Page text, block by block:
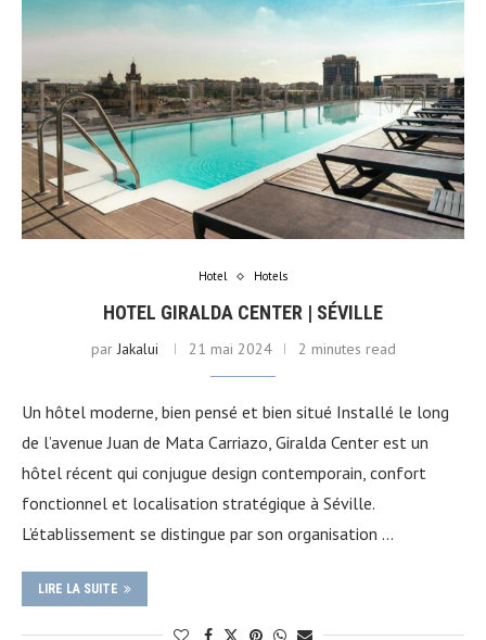
Hotel Hotels
HOTEL GIRALDA CENTER | SÉVILLE
par Jakalui 21 mai 2024 2 minutes read
Un hôtel moderne, bien pensé et bien situé Installé le long
de l’avenue Juan de Mata Carriazo, Giralda Center est un
hôtel récent qui conjugue design contemporain, confort
fonctionnel et localisation stratégique à Séville.
L’établissement se distingue par son organisation …
LIRE LA SUITE